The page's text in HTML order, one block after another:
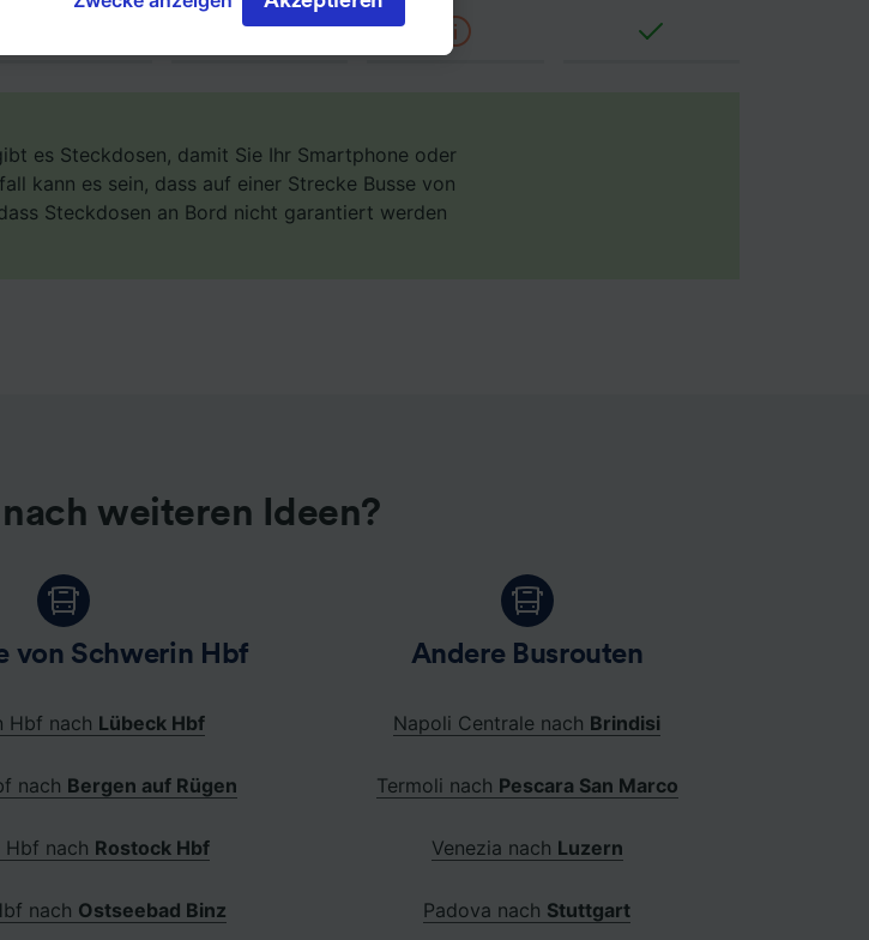
es Steckdosen, damit Sie Ihr Smartphone oder
kann es sein, dass auf einer Strecke Busse von
Steckdosen an Bord nicht garantiert werden
weiteren Ideen?
von Schwerin Hbf
Hbf nach Lübeck Hbf
nach Bergen auf Rügen
Hbf nach Rostock Hbf
nach Ostseebad Binz
Andere Busrouten
Napoli Centrale nach Brindisi
Termoli nach Pescara San Marco
Venezia nach Luzern
Padova nach Stuttgart
Ihres Widerspruchsrechts bei
Sie dazu bitte unten oder besuchen Sie
Zwecke verwendet, wenn Sie uns gebeten
verfolgen.
Daten, um Folgendes bereitzustellen:
Endgeräteeigenschaften zur